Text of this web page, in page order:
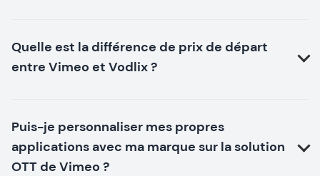
Quelle est la différence de prix de départ
entre Vimeo et Vodlix ?
Puis-je personnaliser mes propres
applications avec ma marque sur la solution
OTT de Vimeo ?